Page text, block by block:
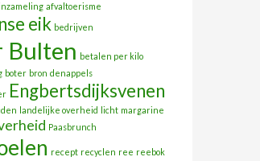
afvaltoerisme
eik bedrijven
Bulten betalen per kilo
boter bron denappels
Engbertsdijksvenen
landelijke overheid licht margarine
Paasbrunch
recept recyclen ree reebok